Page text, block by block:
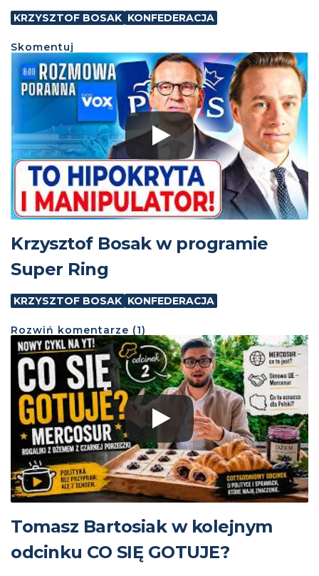
KRZYSZTOF BOSAK KONFEDERACJA
Skomentuj
Krzysztof Bosak w programie
Super Ring
KRZYSZTOF BOSAK KONFEDERACJA
Rozwiń komentarze (1)
Tomasz Bartosiak w kolejnym
odcinku CO SIĘ GOTUJE?